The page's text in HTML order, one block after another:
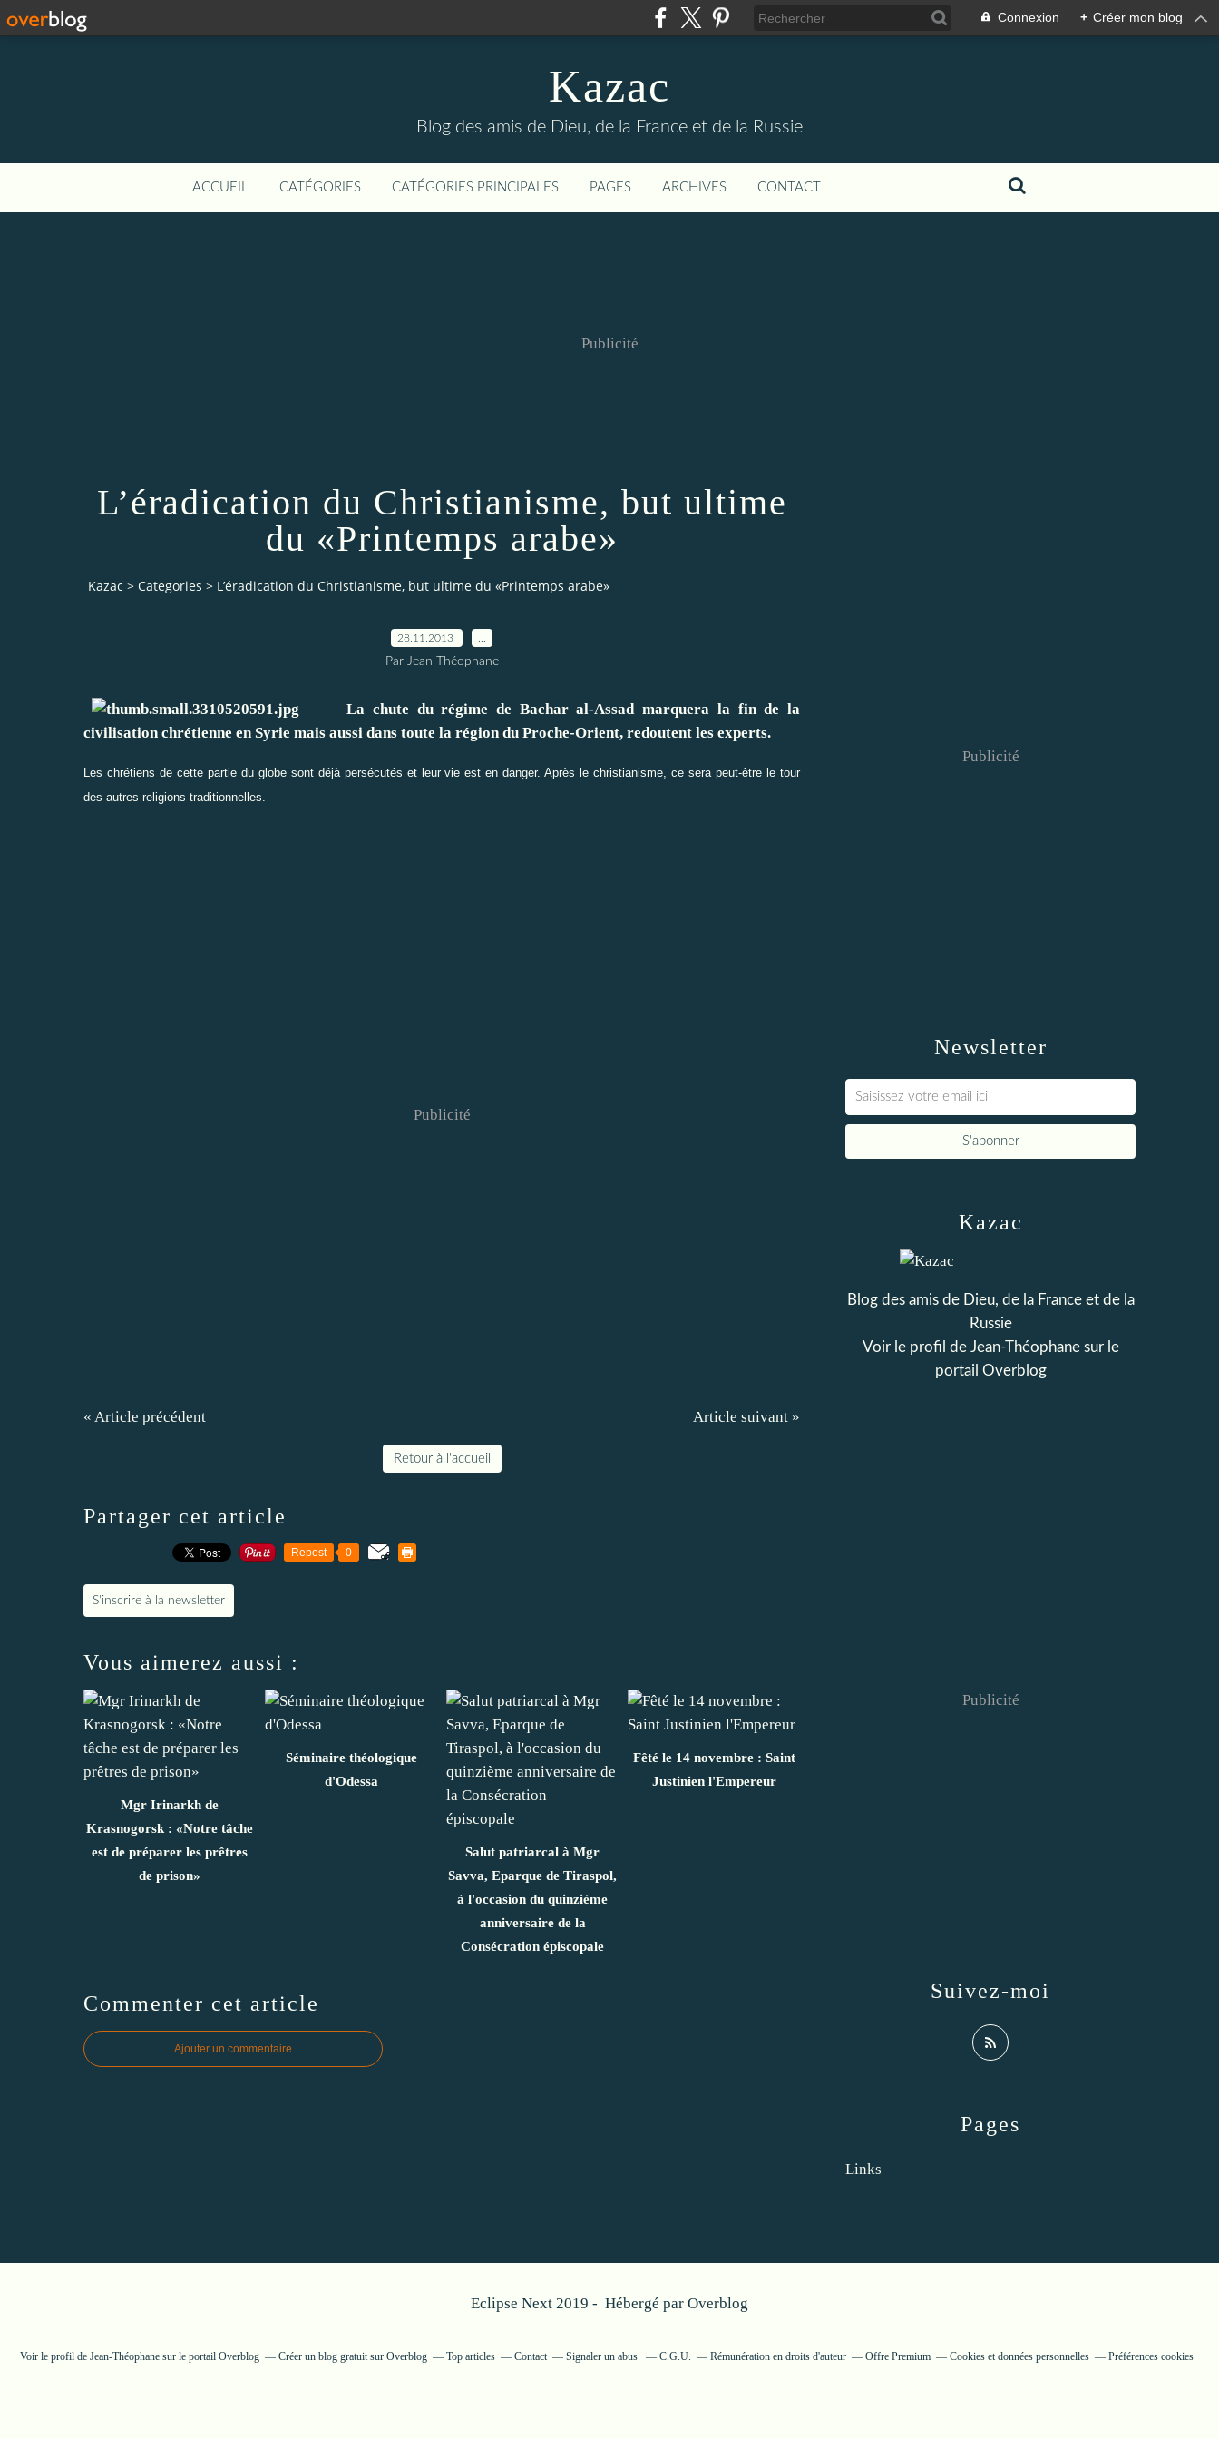
Connexion + Créer mon blog
Kazac
Blog des amis de Dieu, de la France et de la Russie
ACCUEIL CATÉGORIES CATÉGORIES PRINCIPALES PAGES ARCHIVES CONTACT
Publicité
L’éradication du Christianisme, but ultime
du «Printemps arabe»
Kazac > Categories > L’éradication du Christianisme, but ultime du «Printemps arabe»
28.11.2013
Par Jean-Théophane
La chute du régime de Bachar al-Assad marquera la fin de la
civilisation chrétienne en Syrie mais aussi dans toute la région du Proche-Orient, redoutent les experts.
Les chrétiens de cette partie du globe sont déjà persécutés et leur vie est en danger. Après le christianisme, ce sera peut-être le tour
des autres religions traditionnelles.
Publicité
« Article précédent Article suivant »
Retour à l'accueil
Partager cet article
Repost 0
S'inscrire à la newsletter
Vous aimerez aussi :
Mgr Irinarkh de
Krasnogorsk : «Notre tâche
est de préparer les prêtres
de prison»
Séminaire théologique
d'Odessa
Salut patriarcal à Mgr
Savva, Eparque de Tiraspol,
à l'occasion du quinzième
anniversaire de la
Consécration épiscopale
Fêté le 14 novembre : Saint
Justinien l'Empereur
Commenter cet article
Ajouter un commentaire
Newsletter
Publicité
Pages
Links
Kazac
Blog des amis de Dieu, de la France et de la
Russie
Voir le profil de Jean-Théophanesur le
portail Overblog
Suivez-moi
Publicité
Eclipse Next 2019 - Hébergé par Overblog
Voir le profil de Jean-Théophane sur le portail Overblog Créer un blog gratuit sur Overblog Top articles Contact Signaler un abus C.G.U. Rémunération en droits d'auteur Offre Premium Cookies et données personnelles Préférences cookies